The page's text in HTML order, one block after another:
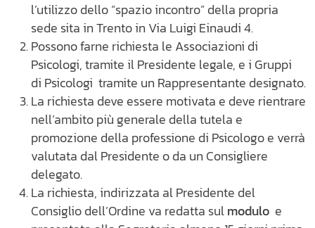
l’utilizzo dello “spazio incontro” della propria
sede sita in Trento in Via Luigi Einaudi 4.
Possono farne richiesta le Associazioni di
Psicologi, tramite il Presidente legale, e i Gruppi
di Psicologi tramite un Rappresentante designato.
La richiesta deve essere motivata e deve rientrare
nell’ambito più generale della tutela e
promozione della professione di Psicologo e verrà
valutata dal Presidente o da un Consigliere
delegato.
La richiesta, indirizzata al Presidente del
Consiglio dell’Ordine va redatta sulmodulo e